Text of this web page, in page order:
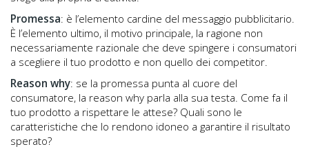
Promessa: è l’elemento cardine del messaggio pubblicitario.
È l’elemento ultimo, il motivo principale, la ragione non
necessariamente razionale che deve spingere i consumatori
a scegliere il tuo prodotto e non quello dei competitor.
Reason why: se la promessa punta al cuore del
consumatore, la reason why parla alla sua testa. Come fa il
tuo prodotto a rispettare le attese? Quali sono le
caratteristiche che lo rendono idoneo a garantire il risultato
sperato?